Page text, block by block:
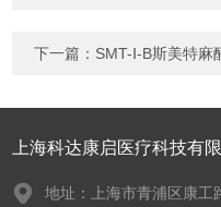
下一篇： SMT-Ⅰ-B斯美特麻
上海科达康启医疗科技有
地址：上海市青浦区康工